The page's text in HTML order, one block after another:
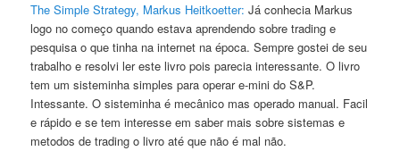
The Simple Strategy, Markus Heitkoetter: Já conhecia Markus
logo no começo quando estava aprendendo sobre trading e
pesquisa o que tinha na internet na época. Sempre gostei de seu
trabalho e resolvi ler este livro pois parecia interessante. O livro
tem um sisteminha simples para operar e-mini do S&P.
Intessante. O sisteminha é mecânico mas operado manual. Facil
e rápido e se tem interesse em saber mais sobre sistemas e
metodos de trading o livro até que não é mal não.